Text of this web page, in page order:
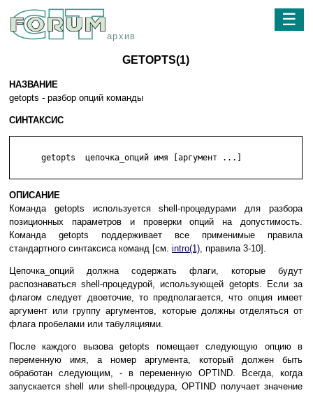
архив
☰
GETOPTS(1)
НАЗВАНИЕ
getopts - разбор опций команды
СИНТАКСИС
      getopts  цепочка_опций имя [аргумент ...]
ОПИСАНИЕ
Команда getopts используется shell-процедурами для разбора
позиционных параметров и проверки опций на допустимость.
Команда getopts поддерживает все применимые правила
стандартного синтаксиса команд [см. intro(1), правила 3-10].
Цепочка_опций должна содержать флаги, которые будут
распознаваться shell-процедурой, использующей getopts. Если за
флагом следует двоеточие, то предполагается, что опция имеет
аргумент или группу аргументов, которые должны отделяться от
флага пробелами или табуляциями.
После каждого вызова getopts помещает следующую опцию в
переменную имя, а номер аргумента, который должен быть
обработан следующим, - в переменную OPTIND. Всегда, когда
запускается shell или shell-процедура, OPTIND получает значение